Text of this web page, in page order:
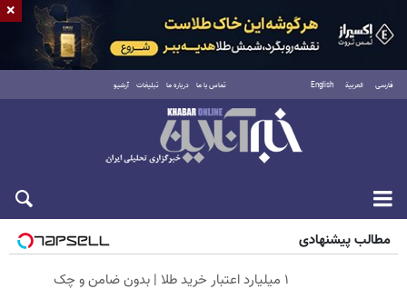
فارسی العربية English تماس با ما درباره ما تبلیغات آرشیو
شنبه ۱۷ مرداد ۱۴۰۵
مطالب پیشنهادی
۱ میلیارد اعتبار خرید طلا | بدون ضامن و چک
×